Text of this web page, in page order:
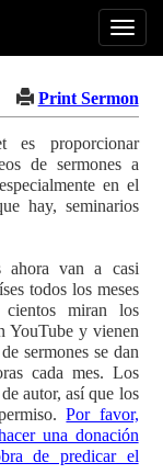
Print Sermon
es proporcionar
de sermones a
en el
hay, seminarios
ahora van a casi
todos los meses
miran los
YouTube y vienen
sermones se dan
cada mes. Los
autor, así que los
Por favor,
una donación
de predicar el